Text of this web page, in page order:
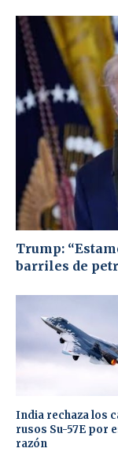
Trump:
barriles de
India rechaza los
rusos Su-57E por
razón